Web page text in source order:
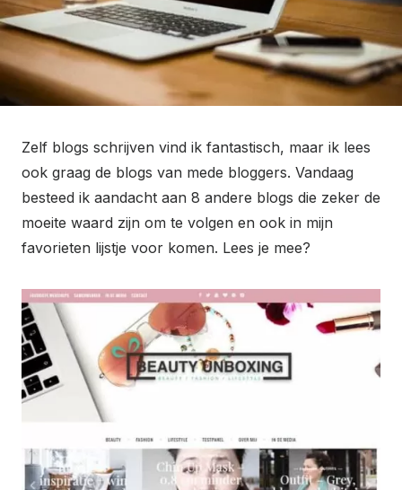
Zelf blogs schrijven vind ik fantastisch, maar ik lees
ook graag de blogs van mede bloggers. Vandaag
besteed ik aandacht aan 8 andere blogs die zeker de
moeite waard zijn om te volgen en ook in mijn
favorieten lijstje voor komen. Lees je mee?